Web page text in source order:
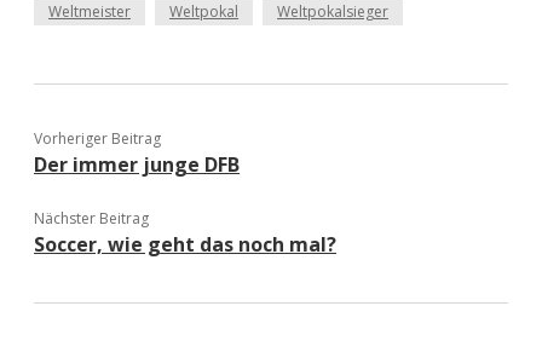
Weltmeister Weltpokal Weltpokalsieger
Vorheriger Beitrag
Der immer junge DFB
Nächster Beitrag
Soccer, wie geht das noch mal?